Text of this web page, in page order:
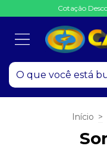
Cotação
Início >